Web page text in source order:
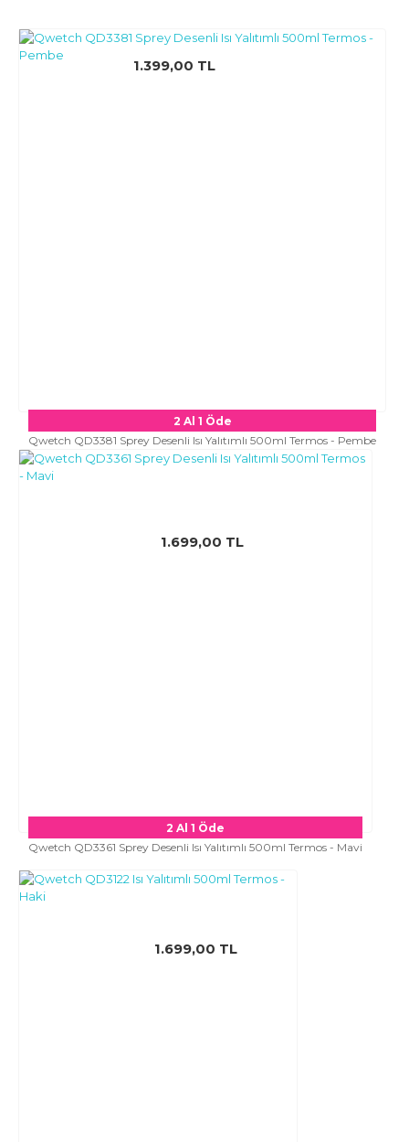
1.399,00 TL
2 Al 1 Öde
Qwetch QD3381 Sprey Desenli Isı Yalıtımlı 500ml Termos - Pembe
1.699,00 TL
2 Al 1 Öde
Qwetch QD3361 Sprey Desenli Isı Yalıtımlı 500ml Termos - Mavi
1.699,00 TL